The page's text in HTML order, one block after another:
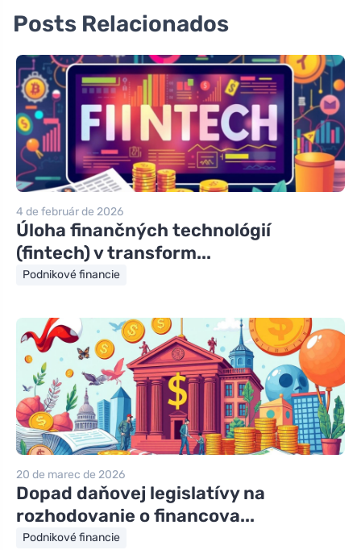
Posts Relacionados
4 de február de 2026
Úloha finančných technológií
(fintech) v transform...
Podnikové financie
20 de marec de 2026
Dopad daňovej legislatívy na
rozhodovanie o financova...
Podnikové financie